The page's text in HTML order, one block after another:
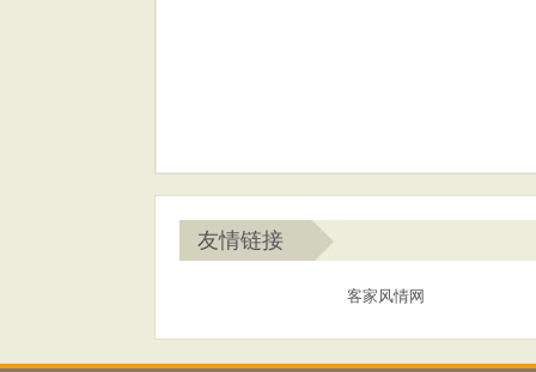
友情链接
客家风情网